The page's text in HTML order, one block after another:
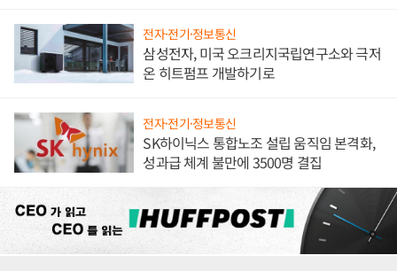
전자·전기·정보통신
삼성전자, 미국 오크리지국립연구소와 극저
온 히트펌프 개발하기로
전자·전기·정보통신
SK하이닉스 통합노조 설립 움직임 본격화,
성과급 체계 불만에 3500명 결집